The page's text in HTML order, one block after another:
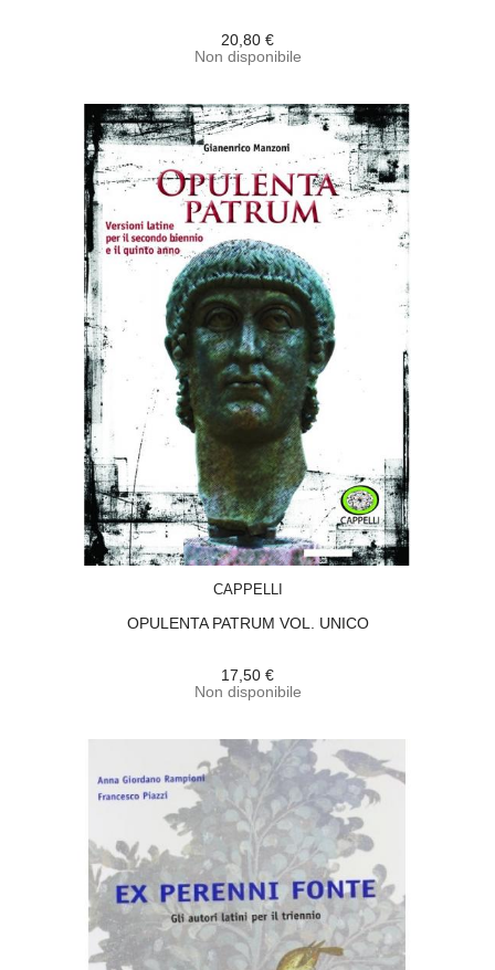
20,80 €
Non disponibile
CAPPELLI
OPULENTA PATRUM VOL. UNICO
17,50 €
Non disponibile